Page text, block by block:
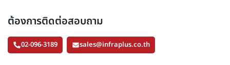
ต้องการติดต่อสอบถาม
02-096-3189 sales@infraplus.co.th